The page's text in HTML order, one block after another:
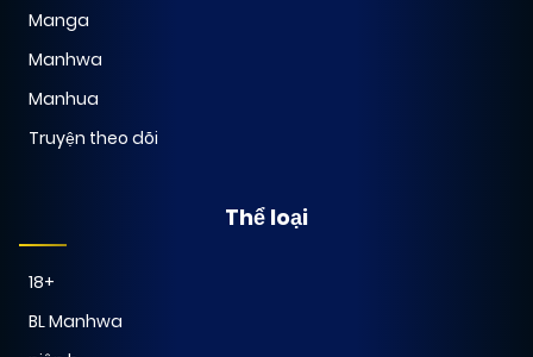
Manga
Manhwa
Manhua
Truyện theo dõi
Thể loại
18+
BL Manhwa